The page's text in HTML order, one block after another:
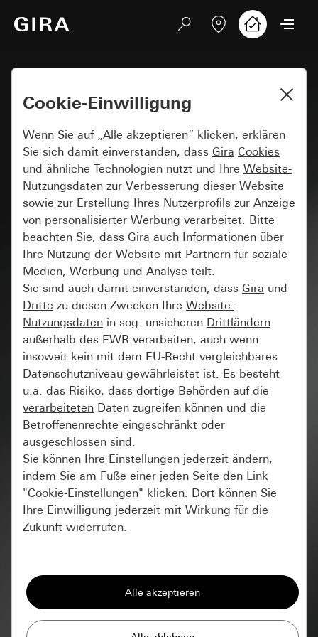
Cookie-Einwilligung
Wenn Sie auf „Alle akzeptieren“ klicken, erklären
Sie sich damit einverstanden, dass Gira Cookies
und ähnliche Technologien nutzt und Ihre Website-
Nutzungsdaten zur Verbesserung dieser Website
sowie zur Erstellung Ihres Nutzerprofils zur Anzeige
von personalisierter Werbung verarbeitet. Bitte
beachten Sie, dass Gira auch Informationen über
Ihre Nutzung der Website mit Partnern für soziale
Medien, Werbung und Analyse teilt.
Sie sind auch damit einverstanden, dass Gira und
Dritte zu diesen Zwecken Ihre Website-
Nutzungsdaten in sog. unsicheren Drittländern
außerhalb des EWR verarbeiten, auch wenn
insoweit kein mit dem EU-Recht vergleichbares
Datenschutzniveau gewährleistet ist. Es besteht
u.a. das Risiko, dass dortige Behörden auf die
verarbeiteten Daten zugreifen können und die
Betroffenenrechte eingeschränkt oder
ausgeschlossen sind.
Sie können Ihre Einstellungen jederzeit ändern,
indem Sie am Fuße einer jeden Seite den Link
"Cookie-Einstellungen" klicken. Dort können Sie
Ihre Einwilligung jederzeit mit Wirkung für die
Zukunft widerrufen.
Alle Cookies, die wir benötigen um Ihnen die